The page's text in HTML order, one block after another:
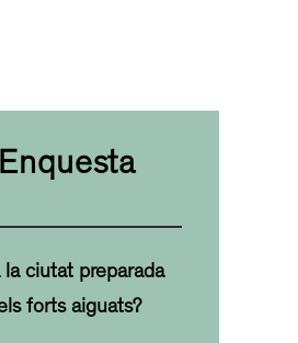
Enquesta
la ciutat preparada
forts aiguats?